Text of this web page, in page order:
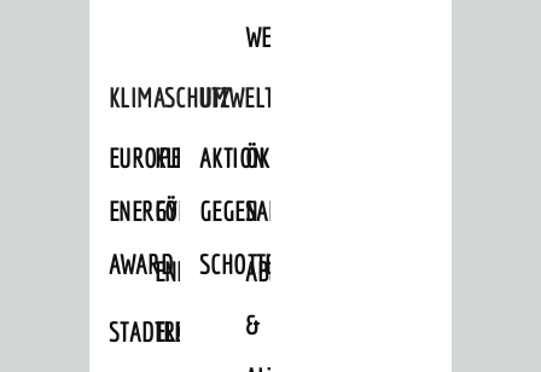
WEINBERGSTRASSE
KLIMASCHUTZ
EUROPEAN
ENERGY
AWARD
KLIMASCHUTZ-
FÖRDERPROGRAMME
ENERGIEBERATUNG
STADTRADELN
ELEKTROMOBILITÄTSBERATUNG
UMWELTSCHUTZ
AKTION
GEGEN
SCHOTTERGÄRTEN
ÖKOLOGISCHE
SANIERUNG/WAIDSEE
ABFALL
&